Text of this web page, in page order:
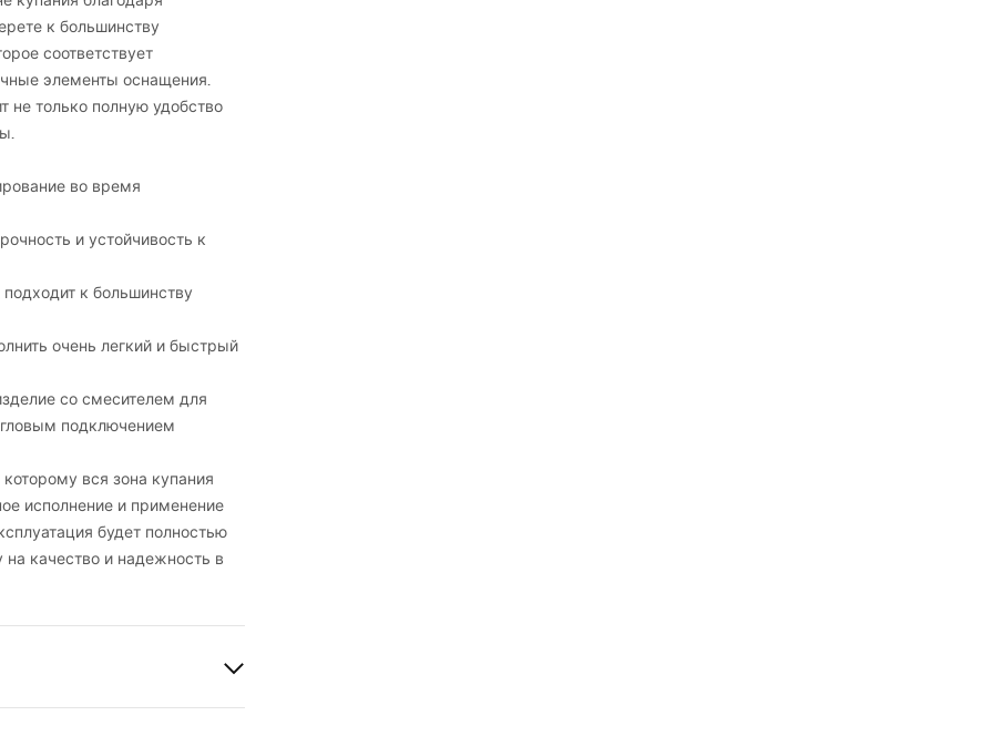
к большинству
соответствует
элементы оснащения.
не только полную удобство
во время
и устойчивость к
подходит к большинству
очень легкий и быстрый
со смесителем для
подключением
вся зона купания
исполнение и применение
будет полностью
качество и надежность в